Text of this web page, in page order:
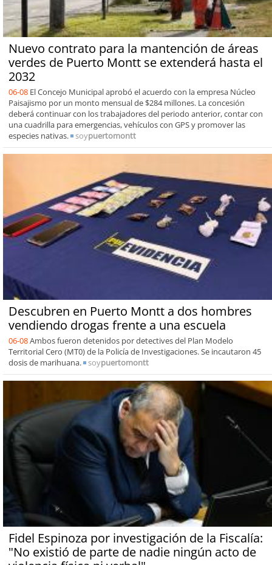
Nuevo contrato para la mantención de áreas
verdes de Puerto Montt se extenderá hasta el
2032
06-08 El Concejo Municipal aprobó el acuerdo con la empresa Núcleo
Paisajismo por un monto mensual de $284 millones. La concesión
deberá continuar con los trabajadores del periodo anterior, contar con
una cuadrilla para emergencias, vehículos con GPS y promover las
especies nativas.
soypuertomontt
Descubren en Puerto Montt a dos hombres
vendiendo drogas frente a una escuela
06-08Ambos fueron detenidos por detectives del Plan Modelo
Territorial Cero (MT0) de la Policía de Investigaciones. Se incautaron 45
dosis de marihuana.
soypuertomontt
Fidel Espinoza por investigación de la Fiscalía:
"No existió de parte de nadie ningún acto de